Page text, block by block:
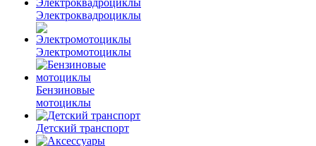
Электроквадроциклы
Электромотоциклы
Бензиновые
мотоциклы
Детский транспорт